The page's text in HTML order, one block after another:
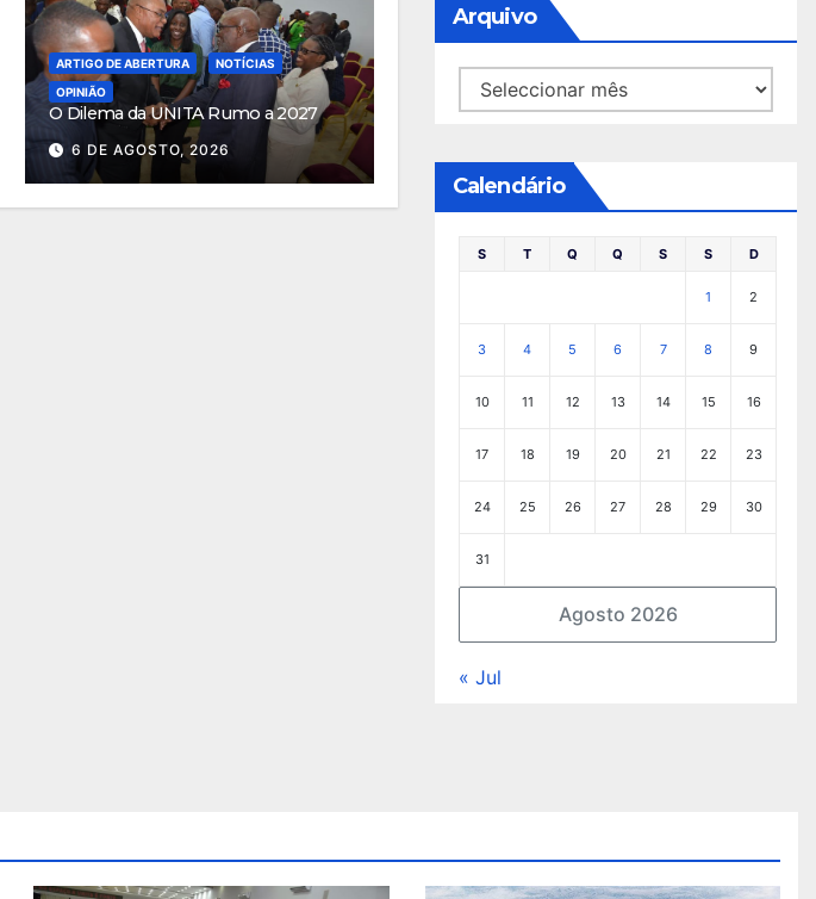
ARTIGO DE ABERTURA
NOTÍCIAS
OPINIÃO
O Dilema da UNITA Rumo a 2027
6 DE AGOSTO, 2026
Arquivo
Arquivo
Calendário
Agosto 2026
S T Q Q S S D
1 2
3 4 5 6 7 8 9
10 11 12 13 14 15 16
17 18 19 20 21 22 23
24 25 26 27 28 29 30
31
« Jul